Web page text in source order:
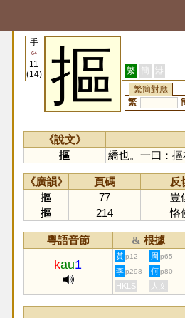
手
64
11
(14)
摳 繁 簡 港
繁簡對應
繁
《說文》
摳
繑也。一曰：摳
《廣韻》 頁碼 反
摳
77
豈
摳
214 恪
粵語音節 & 根據
kau1
黃 p12 周 p65
李 p298 何 p80
HKLS 人文